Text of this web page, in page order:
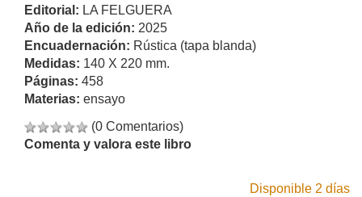
Editorial: LA FELGUERA
Año de la edición: 2025
Encuadernación: Rústica (tapa blanda)
Medidas: 140 X 220 mm.
Páginas: 458
Materias: ensayo
(0 Comentarios)
Comenta y valora este libro
Disponible 2 días